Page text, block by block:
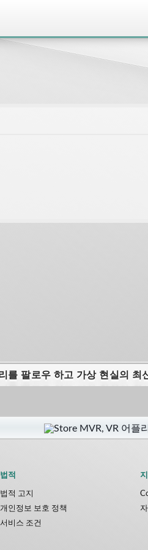
를 팔로우 하고 가상 현실의 최
법적
법적 고지
개인정보 보호 정책
서비스 조건